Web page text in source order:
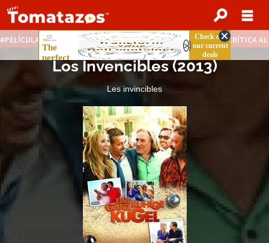
PELÍCULAS STREAMING GRATIS NOTICIAS DESTACADAS CRÍTICA
Los Invencibles(2013)
Les invincibles